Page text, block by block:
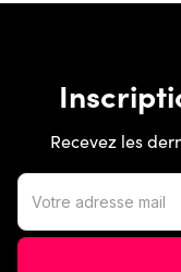
Recevez les